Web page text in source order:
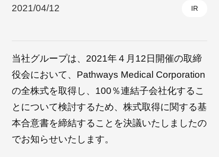
医療機器・医療部材・産業部材
2021/04/12 IR
当社グループは、2021年４月12日開催の取締
役会において、Pathways Medical Corporation
の全株式を取得し、100％連結子会社化するこ
とについて検討するため、株式取得に関する基
本合意書を締結することを決議いたしましたの
でお知らせいたします。